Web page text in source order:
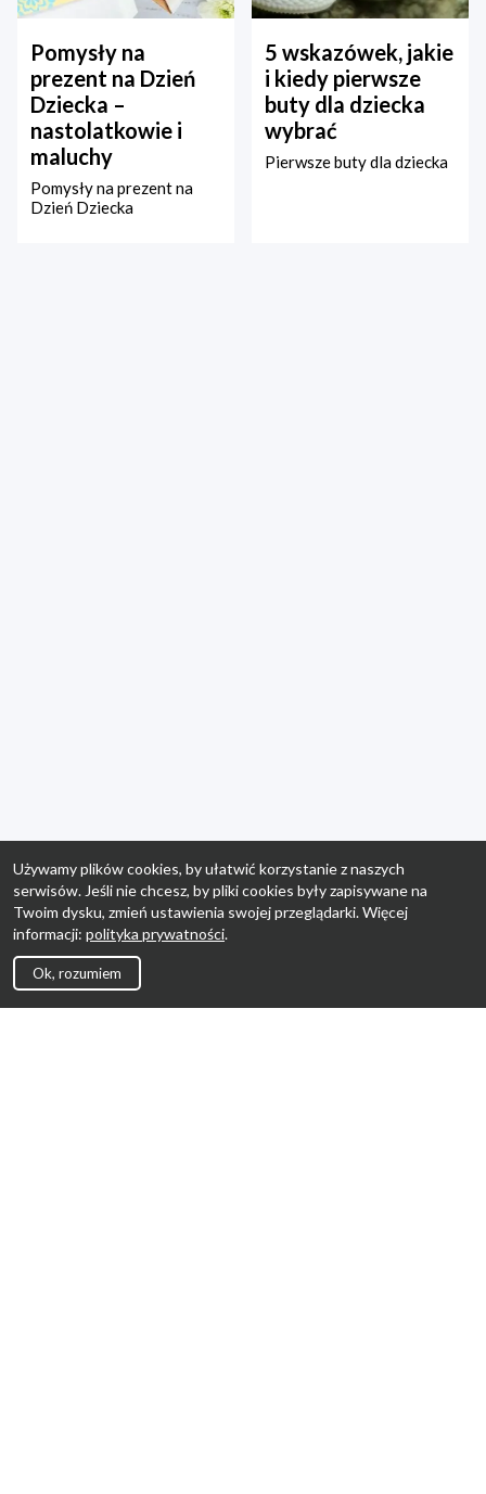
Pomysły na
prezent na Dzień
Dziecka –
nastolatkowie i
maluchy
Pomysły na prezent na
Dzień Dziecka
5 wskazówek, jakie
i kiedy pierwsze
buty dla dziecka
wybrać
Pierwsze buty dla dziecka
Używamy plików cookies, by ułatwić korzystanie z naszych
serwisów. Jeśli nie chcesz, by pliki cookies były zapisywane na
Twoim dysku, zmień ustawienia swojej przeglądarki. Więcej
informacji: polityka prywatności.
Ok, rozumiem